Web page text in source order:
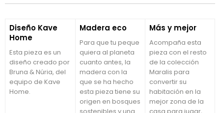
Diseño Kave
Home
Esta pieza es un
diseño creado por
Bruna & Núria, del
equipo de Kave
Home.
Madera eco
Para que tu peque
quiera al planeta
cuanto antes, la
madera con la
que se ha hecho
esta pieza tiene su
origen en bosques
Más y mejor
Acompaña esta
pieza con el resto
de la colección
Maralis para
convertir su
habitación en la
mejor zona de la